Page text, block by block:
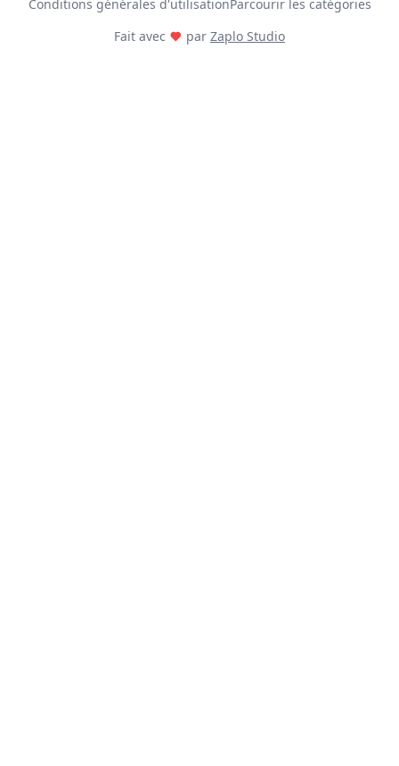
Conditions générales d'utilisationParcourir les catégories
Fait avec
par Zaplo Studio